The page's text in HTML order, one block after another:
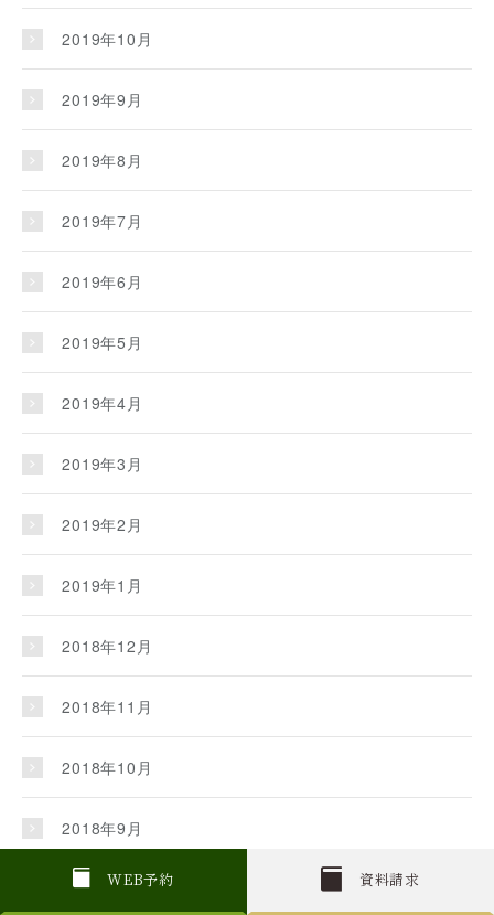
W EB予約 資料請求
2019年10月
2019年9月
2019年8月
2019年7月
2019年6月
2019年5月
2019年4月
2019年3月
2019年2月
2019年1月
2018年12月
2018年11月
2018年10月
2018年9月
2018年8月